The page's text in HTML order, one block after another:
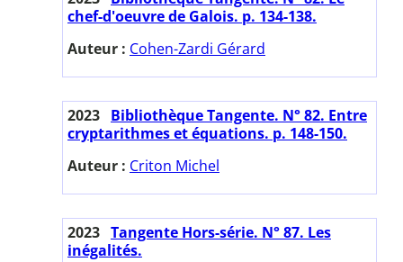
chef-d'oeuvre de Galois. p. 134-138.
Auteur : Cohen-Zardi Gérard
2023 Bibliothèque Tangente. N° 82. Entre
cryptarithmes et équations. p. 148-150.
Auteur : Criton Michel
2023 Tangente Hors-série. N° 87. Les
inégalités.